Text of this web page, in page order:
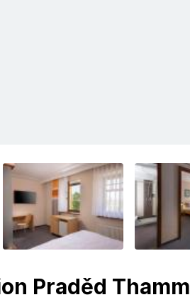
Praděd Thamm